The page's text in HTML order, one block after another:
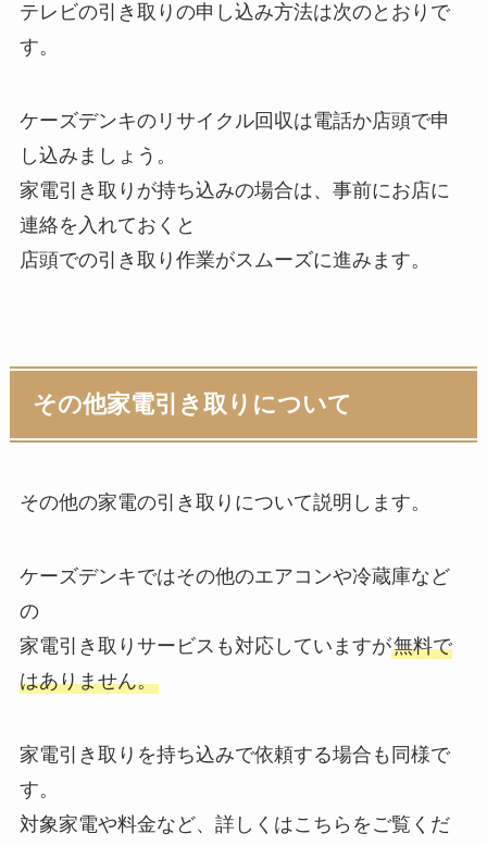
テレビの引き取りの申し込み方法は次のとおりで
す。
ケーズデンキのリサイクル回収は電話か店頭で申
し込みましょう。
家電引き取りが持ち込みの場合は、事前にお店に
連絡を入れておくと
店頭での引き取り作業がスムーズに進みます。
その他家電引き取りについて
その他の家電の引き取りについて説明します。
ケーズデンキではその他のエアコンや冷蔵庫など
の
家電引き取りサービスも対応していますが無料で
はありません。
家電引き取りを持ち込みで依頼する場合も同様で
す。
対象家電や料金など、詳しくはこちらをご覧くだ